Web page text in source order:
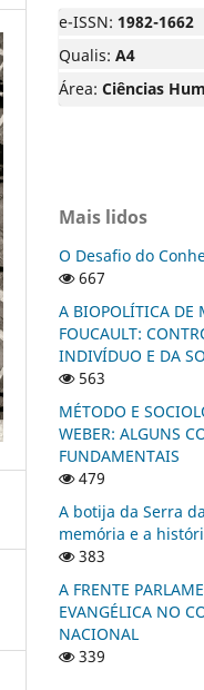
e-ISSN: 1982-1662
Qualis: A4
Área: Ciências
Mais lidos
O Desafio do
667
A BIOPOLÍTICA DE
FOUCAULT:
INDIVÍDUO E DA
563
MÉTODO E
WEBER: ALGUNS
FUNDAMENTAIS
479
A botija da Serra
memória e a
383
A FRENTE
EVANGÉLICA NO
NACIONAL
339